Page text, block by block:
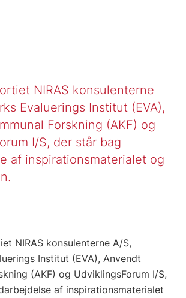
NIRAS konsulenterne
Evaluerings Institut (EVA),
Forskning (AKF) og
I/S, der står bag
af inspirationsmaterialet og
NIRAS konsulenterne A/S,
Institut (EVA), Anvendt
(AKF) og UdviklingsForum I/S,
af inspirationsmaterialet